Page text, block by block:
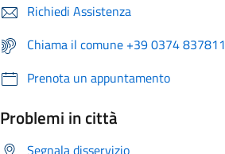
Richiedi Assistenza
Chiama il comune +39 0374 837811
Prenota un appuntamento
Problemi in città
Segnala disservizio